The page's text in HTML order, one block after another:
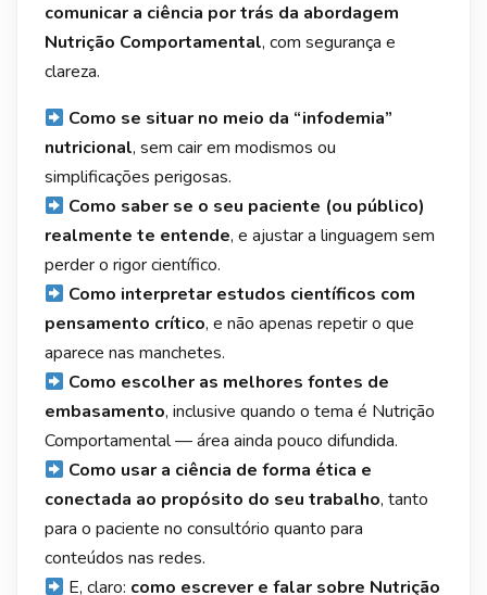
comunicar a ciência por trás da abordagem
Nutrição Comportamental, com segurança e
clareza.
Como se situar no meio da “infodemia”
nutricional, sem cair em modismos ou
simplificações perigosas.
Como saber se o seu paciente (ou público)
realmente te entende, e ajustar a linguagem sem
perder o rigor científico.
Como interpretar estudos científicos com
pensamento crítico, e não apenas repetir o que
aparece nas manchetes.
Como escolher as melhores fontes de
embasamento, inclusive quando o tema é Nutrição
Comportamental — área ainda pouco difundida.
Como usar a ciência de forma ética e
conectada ao propósito do seu trabalho, tanto
para o paciente no consultório quanto para
conteúdos nas redes.
E, claro: como escrever e falar sobre Nutrição